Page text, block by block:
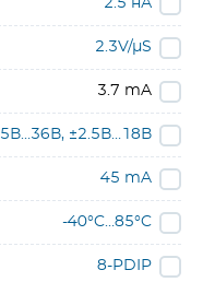
2.5 нА
2.3V/µS
3.7 mA
5В…36В, ±2.5В…18В
45 mA
-40°C…85°C
8-PDIP